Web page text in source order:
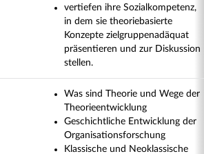
vertiefen ihre Sozialkompetenz,
in dem sie theoriebasierte
Konzepte zielgruppenadäquat
präsentieren und zur Diskussion
stellen.
Was sind Theorie und Wege der
Theorieentwicklung
Geschichtliche Entwicklung der
Organisationsforschung
Klassische und Neoklassische